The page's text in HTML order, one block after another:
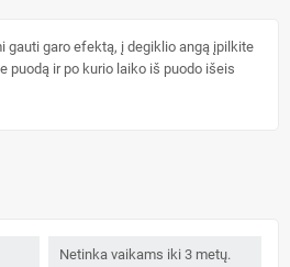
gauti garo efektą, į degiklio angą įpilkite
puodą ir po kurio laiko iš puodo išeis
Netinka vaikams iki 3 metų.